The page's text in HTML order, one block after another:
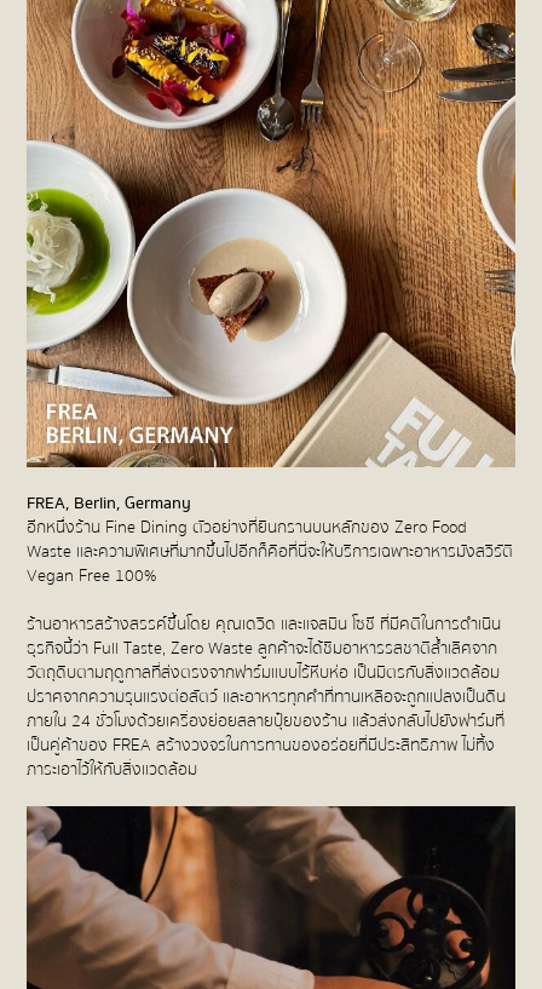
FREA, Berlin, Germany
อีกหนึ่งร้าน Fine Dining ตัวอย่างที่ยืนกรานบนหลักของ Zero Food
Waste และความพิเศษที่มากขึ้นไปอีกก็คือที่นี่จะให้บริการเฉพาะอาหารมังสวิรัติ
Vegan Free 100%
ร้านอาหารสร้างสรรค์ขึ้นโดย คุณเดวิด และแจสมิน โซชี ที่มีคติในการดำเนิน
ธุรกิจนี้ว่า Full Taste, Zero Waste ลูกค้าจะได้ชิมอาหารรสชาติล้ำเลิศจาก
วัตถุดิบตามฤดูกาลที่ส่งตรงจากฟาร์มแบบไร้หีบห่อ เป็นมิตรกับสิ่งแวดล้อม
ปราศจากความรุนแรงต่อสัตว์ และอาหารทุกคำที่ทานเหลือจะถูกแปลงเป็นดิน
ภายใน 24 ชั่วโมงด้วยเครื่องย่อยสลายปุ๋ยของร้าน แล้วส่งกลับไปยังฟาร์มที่
เป็นคู่ค้าของ FREA สร้างวงจรในการทานของอร่อยที่มีประสิทธิภาพ ไม่ทิ้ง
ภาระเอาไว้ให้กับสิ่งแวดล้อม